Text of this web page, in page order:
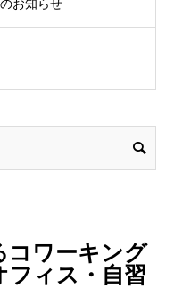
お知らせ
コワーキング
フィス・自習